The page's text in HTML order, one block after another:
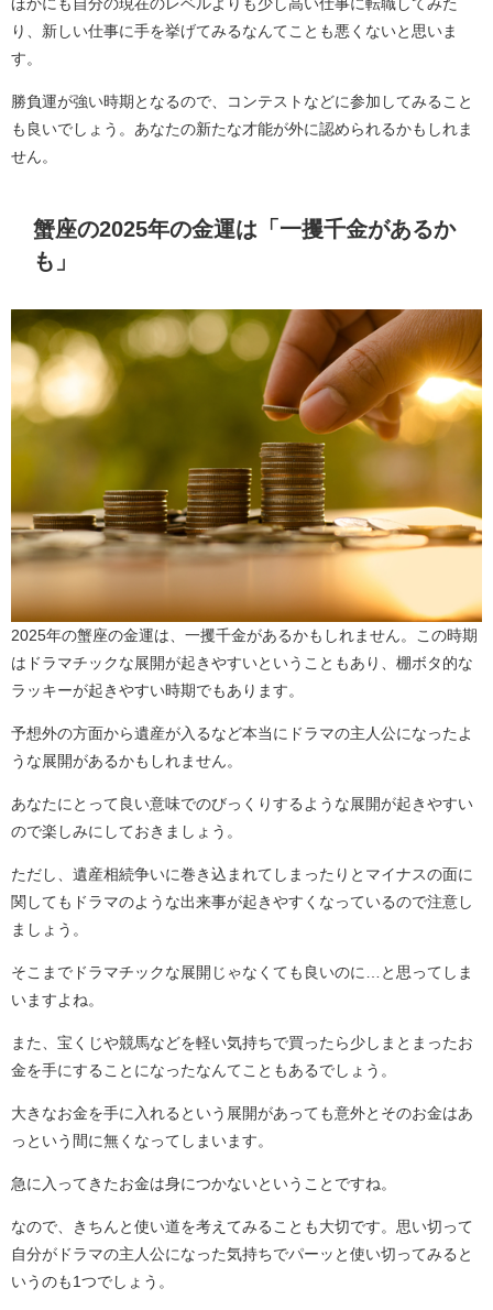
ほかにも自分の現在のレベルよりも少し高い仕事に転職してみた
り、新しい仕事に手を挙げてみるなんてことも悪くないと思いま
す。
勝負運が強い時期となるので、コンテストなどに参加してみること
も良いでしょう。あなたの新たな才能が外に認められるかもしれま
せん。
蟹座の2025年の金運は「一攫千金があるか
も」
2025年の蟹座の金運は、一攫千金があるかもしれません。この時期
はドラマチックな展開が起きやすいということもあり、棚ボタ的な
ラッキーが起きやすい時期でもあります。
予想外の方面から遺産が入るなど本当にドラマの主人公になったよ
うな展開があるかもしれません。
あなたにとって良い意味でのびっくりするような展開が起きやすい
ので楽しみにしておきましょう。
ただし、遺産相続争いに巻き込まれてしまったりとマイナスの面に
関してもドラマのような出来事が起きやすくなっているので注意し
ましょう。
そこまでドラマチックな展開じゃなくても良いのに…と思ってしま
いますよね。
また、宝くじや競馬などを軽い気持ちで買ったら少しまとまったお
金を手にすることになったなんてこともあるでしょう。
大きなお金を手に入れるという展開があっても意外とそのお金はあ
っという間に無くなってしまいます。
急に入ってきたお金は身につかないということですね。
なので、きちんと使い道を考えてみることも大切です。思い切って
自分がドラマの主人公になった気持ちでパーッと使い切ってみると
いうのも1つでしょう。